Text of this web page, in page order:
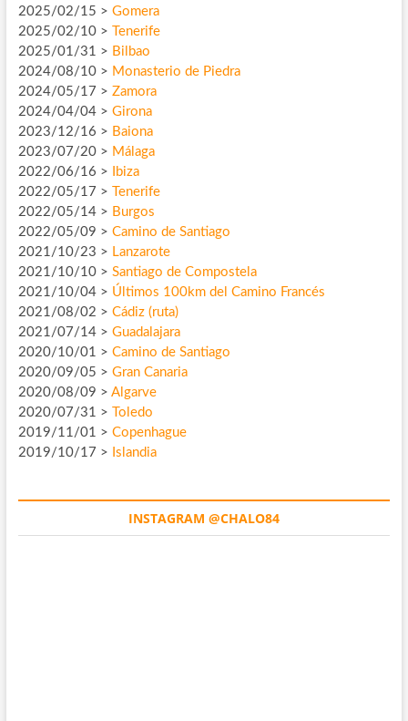
2025/02/15 > Gomera
2025/02/10 >
Tenerife
2025/01/31 > Bilbao
2024/08/10 > Monasterio de Piedra
2024/05/17 > Zamora
2024/04/04 > Girona
2023/12/16 > Baiona
2023/07/20 > Málaga
2022/06/16 >
Ibiza
2022/05/17 >
Tenerife
2022/05/14 > Burgos
2022/05/09 > Camino de Santiago
2021/10/23 > Lanzarote
2021/10/10 > Santiago de Compostela
2021/10/04 > Últimos 100km del Camino Francés
2021/08/02 > Cádiz (ruta)
2021/07/14 > Guadalajara
2020/10/01 > Camino de Santiago
2020/09/05 > Gran Canaria
2020/08/09 > Algarve
2020/07/31 >
Toledo
2019/11/01 > Copenhague
2019/10/17 > Islandia
INSTAGRAM @CHALO84